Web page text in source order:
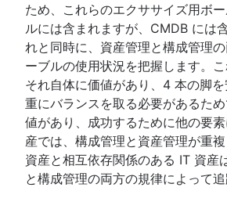
ため、これらのエクササイズ用ボ
ルには含まれますが、CMDB には
れと同時に、資産管理と構成管理
ーブルの使用状況を把握します。
それ自体に価値があり、4 本の脚
重にバランスを取る必要があるた
値があり、成功するために他の要
産では、構成管理と資産管理が重
資産と相互依存関係のある IT 資産
と構成管理の両方の規律によって追